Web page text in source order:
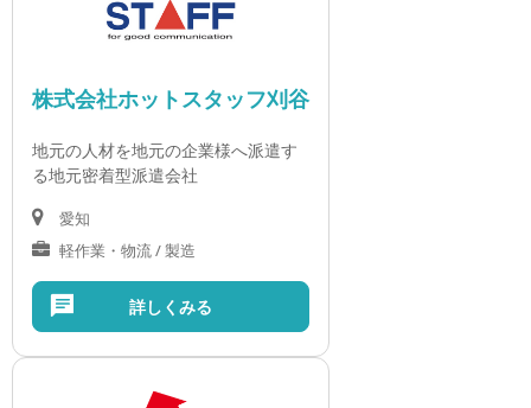
株式会社ホットスタッフ刈谷
地元の人材を地元の企業様へ派遣す
る地元密着型派遣会社
愛知
軽作業・物流 / 製造
詳しくみる